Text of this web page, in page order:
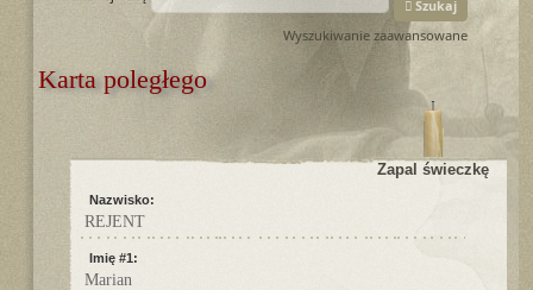
Szukaj
Wyszukiwanie zaawansowane
Karta poległego
Zapal świeczkę
Nazwisko:
REJENT
Imię #1:
Marian